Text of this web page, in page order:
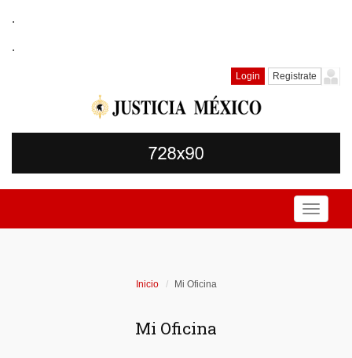
.
.
Login Registrate
Toggle
Inicio Mi Oficina
Mi Oficina